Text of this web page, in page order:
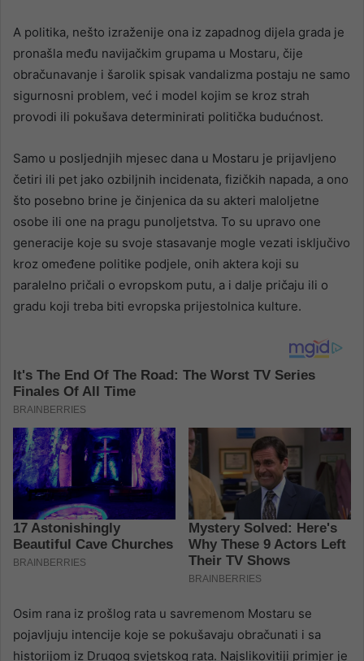
A politika, nešto izraženije ona iz zapadnog dijela grada je
pronašla među navijačkim grupama u Mostaru, čije
obračunavanje i šarolik spisak vandalizma postaju ne samo
sigurnosni problem, već i model kojim se kroz strah
provodi ili pokušava determinirati politička budućnost.
Samo u posljednjih mjesec dana u Mostaru je prijavljeno
četiri ili pet jako ozbiljnih incidenata, fizičkih napada, a ono
što posebno brine je činjenica da su akteri maloljetne
osobe ili one na pragu punoljetstva. To su upravo one
generacije koje su svoje stasavanje mogle vezati isključivo
kroz omeđene politike podjele, onih aktera koji su
paralelno pričali o evropskom putu, a i dalje pričaju ili o
gradu koji treba biti evropska prijestolnica kulture.
Osim rana iz prošlog rata u savremenom Mostaru se
pojavljuju intencije koje se pokušavaju obračunati i sa
historijom iz Drugog svjetskog rata. Najslikovitiji primjer je